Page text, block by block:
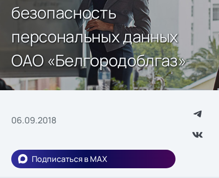
безопасность
персональных данных
ОАО «Белгородоблгаз»
06.09.2018
Подписаться в MAX